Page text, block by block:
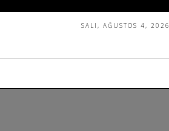
SALI, AĞUSTOS 4, 2026